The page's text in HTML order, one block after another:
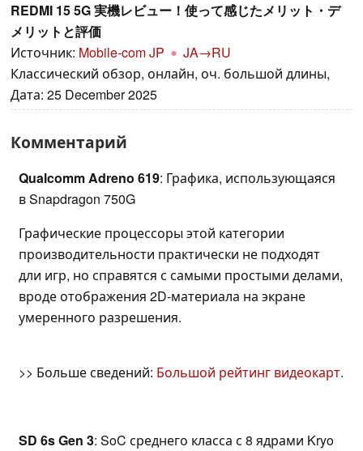
REDMI 15 5G 実機レビュー！使って感じたメリット・デ
メリットと評価
Источник: Mobile-com JP
JA→RU
Классический обзор, онлайн, оч. большой длины,
Дата: 25 December 2025
Комментарий
Qualcomm Adreno 619: Графика, использующаяся
в Snapdragon 750G
Графические процессоры этой категории
производительности практически не подходят
дли игр, но справятся с самыми простыми делами,
вроде отображения 2D-материала на экране
умеренного разрешения.
>> Больше сведений: Большой рейтинг видеокарт.
SD 6s Gen 3: SoC среднего класса с 8 ядрами Kryo